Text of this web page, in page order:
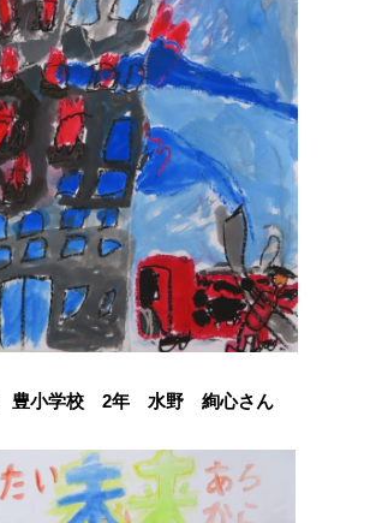
豊小学校 2年 水野 絢心さん